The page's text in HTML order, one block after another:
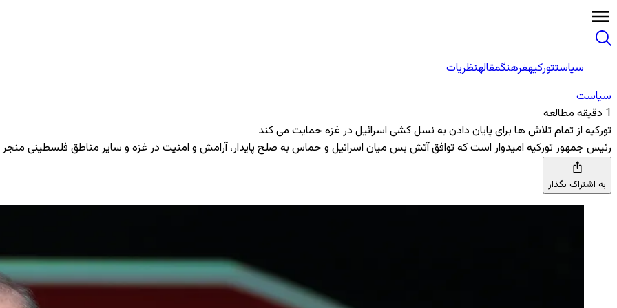
سیاستتورکیهفرهنگمقالهنظریات
سیاست
1 دقیقه مطالعه
تورکیه از تمام تلاش ‌ها برای پایان دادن به نسل‌ کشی اسرائیل در غزه حمایت می ‌کند
رئیس جمهور تورکیه امیدوار است که توافق آتش ‌بس میان اسرائیل و حماس به صلح پایدار، آرامش و امنیت در غزه و سایر مناطق فلسطینی
به اشتراک بگذار